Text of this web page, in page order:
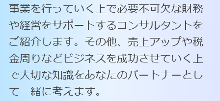
事業を行っていく上で必要不可欠な財務
や経営をサポートするコンサルタントを
ご紹介します。その他、売上アップや税
金周りなどビジネスを成功させていく上
で大切な知識をあなたのパートナーとし
て一緒に考えます。